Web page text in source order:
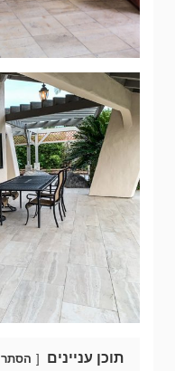
תוכן עניינים הסתר